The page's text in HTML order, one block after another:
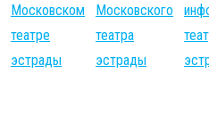
Московском
театре
эстрады
Московского
театра
эстрады